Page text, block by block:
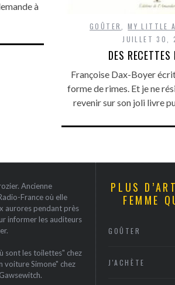
à
GOÛTER ,MY LITTLE
JUILLET 30,
DES RECETTES
Françoise Dax-Boyer
forme de rimes. Et je ne
revenir sur son joli livre
Ancienne
France où elle
aurores pendant près
informer les auditeurs
sont les toilettes" chez
voiture Simone" chez
PLUS
FEMME
GOÛTER
J'ACHÈTE